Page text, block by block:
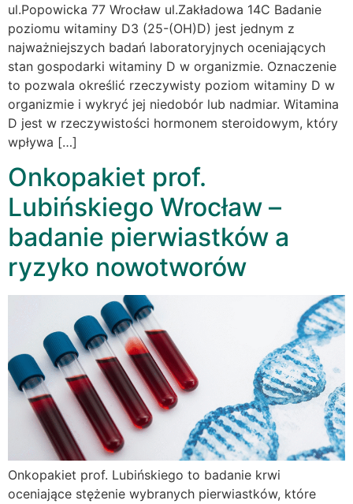
ul.Popowicka 77 Wrocław ul.Zakładowa 14C Badanie
poziomu witaminy D3 (25-(OH)D) jest jednym z
najważniejszych badań laboratoryjnych oceniających
stan gospodarki witaminy D w organizmie. Oznaczenie
to pozwala określić rzeczywisty poziom witaminy D w
organizmie i wykryć jej niedobór lub nadmiar. Witamina
D jest w rzeczywistości hormonem steroidowym, który
wpływa […]
Onkopakiet prof.
Lubińskiego Wrocław –
badanie pierwiastków a
ryzyko nowotworów
Onkopakiet prof. Lubińskiego to badanie krwi
oceniające stężenie wybranych pierwiastków, które